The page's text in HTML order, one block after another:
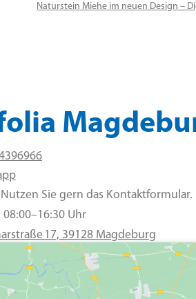
Naturstein Miehe im neuen Design –
Nutzen Sie gern das Kontaktformular.
08:00–16:30 Uhr
17, 39128 Magdeburg